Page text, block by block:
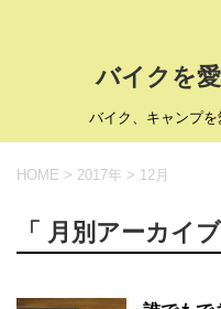
バイクを
バイク、キャンプ
HOME > 2017年 > 12月
「 月別アーカイ